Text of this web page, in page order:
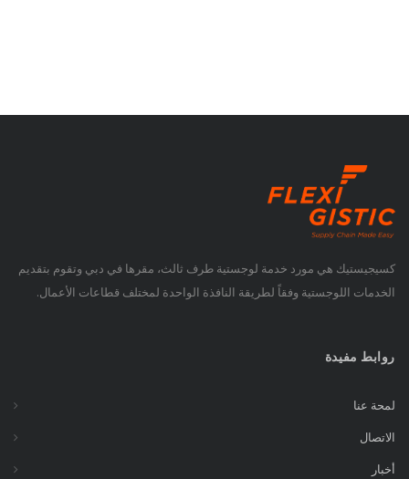
كسيجيستيك هي مورد خدمة لوجستية طرف ثالث، مقرها في دبي وتقوم بتقديم
الخدمات اللوجستية وفقاً لطريقة النافذة الواحدة لمختلف قطاعات الأعمال.
روابط مفيدة
لمحة عنا
الاتصال
أخبار